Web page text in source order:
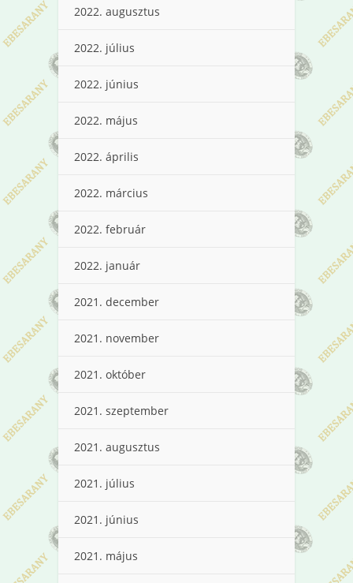
2022. augusztus
2022. július
2022. június
2022. május
2022. április
2022. március
2022. február
2022. január
2021. december
2021. november
2021. október
2021. szeptember
2021. augusztus
2021. július
2021. június
2021. május